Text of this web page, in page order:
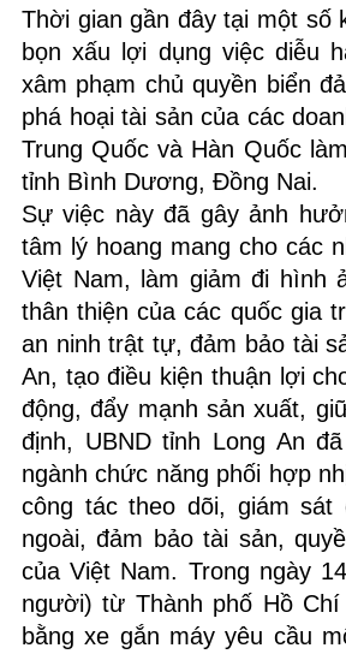
Thời gian gần đây tại một số
bọn xấu lợi dụng việc diễu
xâm phạm chủ quyền biển
phá hoại tài sản của các
Trung Quốc và Hàn Quốc
tỉnh Bình Dương, Đồng Nai.
Sự việc này đã gây ảnh
tâm lý hoang mang cho các
Việt Nam, làm giảm đi hình
thân thiện của các quốc gia
an ninh trật tự, đảm bảo tài
An, tạo điều kiện thuận lợi
động, đẩy mạnh sản xuất,
định, UBND tỉnh Long An
ngành chức năng phối hợp
công tác theo dõi, giám
ngoài, đảm bảo tài sản,
của Việt Nam. Trong ngày
người) từ Thành phố Hồ
bằng xe gắn máy yêu cầu